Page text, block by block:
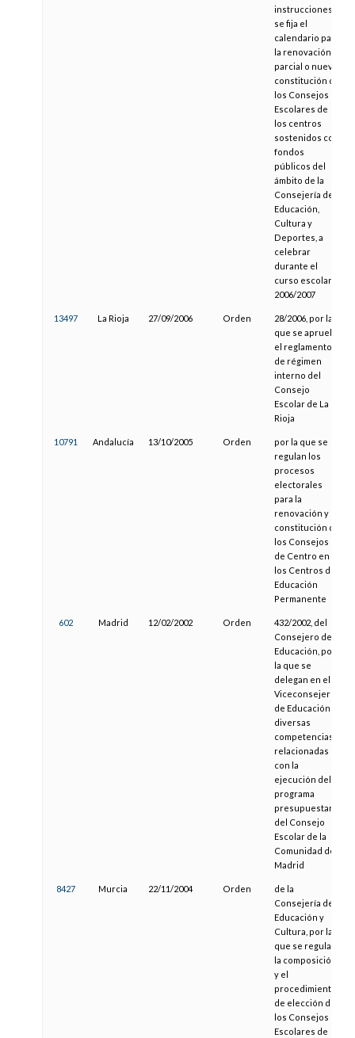
instrucciones y
se fija el
calendario para
la renovación
parcial o nueva
constitución de
los Consejos
Escolares de
los centros
sostenidos con
fondos
públicos del
ámbito de la
Consejería de
Educación,
Cultura y
Deportes, a
celebrar
durante el
curso escolar
2006/2007
13497 La Rioja 27/09/2006 Orden
28/2006, por la
que se aprueba
el reglamento
de régimen
interno del
Consejo
Escolar de La
Rioja
10791 Andalucía 13/10/2005 Orden
por la que se
regulan los
procesos
electorales
para la
renovación y
constitución de
los Consejos
de Centro en
los Centros de
Educación
Permanente
602 Madrid 12/02/2002 Orden
432/2002, del
Consejero de
Educación, por
la que se
delegan en el
Viceconsejero
de Educación
diversas
competencias
relacionadas
con la
ejecución del
programa
presupuestario
del Consejo
Escolar de la
Comunidad de
Madrid
8427 Murcia 22/11/2004 Orden
de la
Consejería de
Educación y
Cultura, por la
que se regulan
la composición
y el
procedimiento
de elección de
los Consejos
Escolares de